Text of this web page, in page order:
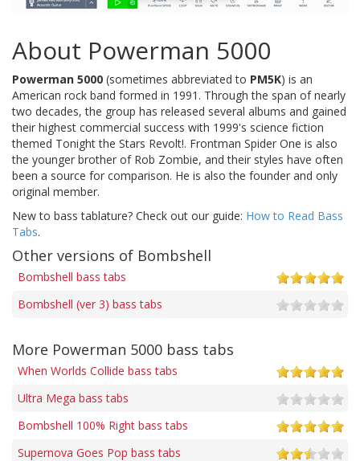
About Powerman 5000
Powerman 5000 (sometimes abbreviated to PM5K) is an
American rock band formed in 1991. Through the span of nearly
two decades, the group has released several albums and gained
their highest commercial success with 1999's science fiction
themed Tonight the Stars Revolt!. Frontman Spider One is also
the younger brother of Rob Zombie, and their styles have often
been a source for comparison. He is also the founder and only
original member.
New to bass tablature? Check out our guide: How to Read Bass
Tabs.
Other versions of Bombshell
Bombshell bass tabs
Bombshell (ver 3) bass tabs
More Powerman 5000 bass tabs
When Worlds Collide bass tabs
Ultra Mega bass tabs
Bombshell 100% Right bass tabs
Supernova Goes Pop bass tabs